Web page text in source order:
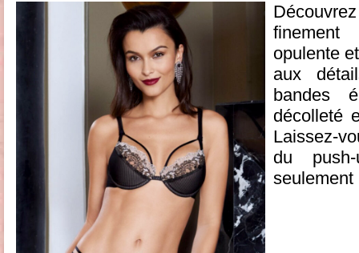
opulente
aux
bandes
décolleté
Laissez-
du push-
seulement